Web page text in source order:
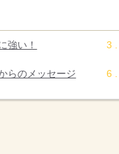
強い！
らのメッセージ